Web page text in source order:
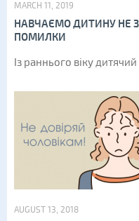
MARCH 11, 2019
НАВЧАЄМО ДИТИНУ НЕ
ПОМИЛКИ
Із раннього віку
AUGUST 13, 2018